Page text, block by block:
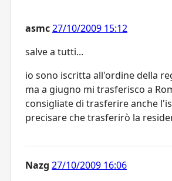
asmc27/10/2009 15:12
salve a tutti...
io sono iscritta all'ordine della
ma a giugno mi trasferisco a
consigliate di trasferire anche
precisare che trasferirò la
Nazg 27/10/2009 16:06